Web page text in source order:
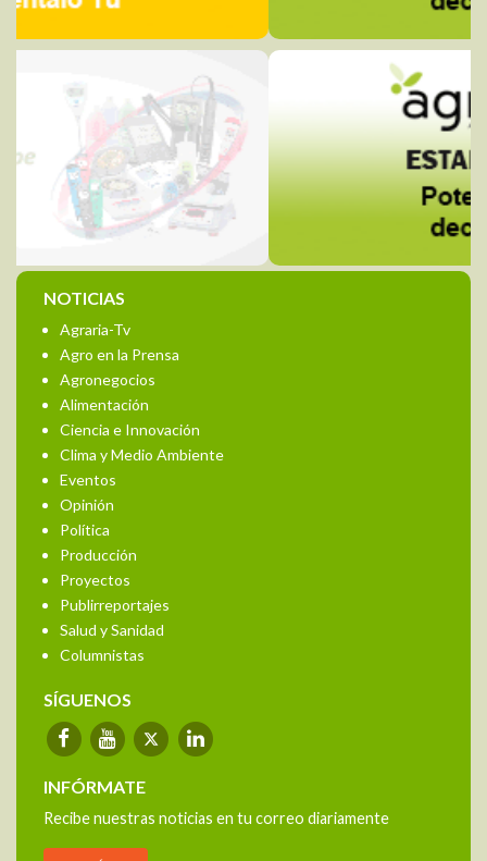
NOTICIAS
Agraria-Tv
Agro en la Prensa
Agronegocios
Alimentación
Ciencia e Innovación
Clima y Medio Ambiente
Eventos
Opinión
Política
Producción
Proyectos
Publirreportajes
Salud y Sanidad
Columnistas
SÍGUENOS
INFÓRMATE
Recibe nuestras noticias en tu correo diariamente